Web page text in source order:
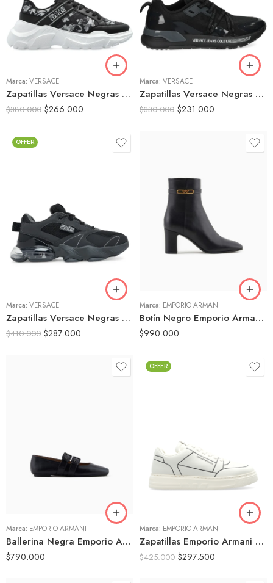
Marca: VERSACE
Zapatillas Versace Negras Deportivas Logo Lateral
$380.000 $266.000
40
41
42
44
Marca: VERSACE
Zapatillas Versace Negras Deportivas Texto Suela
$330.000 $231.000
40
42
44
45
OFFER
Marca: VERSACE
Zapatillas Versace Negras Chunky Cámara Visible
$410.000 $287.000
40
41
44
Marca: EMPORIO ARMANI
Botín Negro Emporio Armani Mujer Tacón Medio Detalle Metálico
$990.000
37
38
Marca: EMPORIO ARMANI
Ballerina Negra Emporio Armani Mujer Hebillas Doble Correa
$790.000
37
38
OFFER
Marca: EMPORIO ARMANI
Zapatillas Emporio Armani Blancas Minimalistas
$425.000 $297.500
37
38